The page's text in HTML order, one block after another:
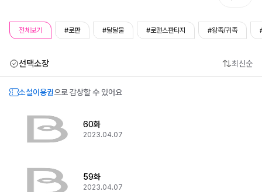
전체보기 #로판 #달달물 #로맨스판타지 #왕족/귀족
선택소장 최신순
소설이용권으로 감상할 수 있어요
60화
2023.04.07
59화
2023.04.07